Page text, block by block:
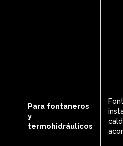
Para fontaneros
y
termohidráulicos